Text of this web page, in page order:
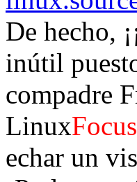
De hecho,
inútil
compadre
LinuxFocus
echar un